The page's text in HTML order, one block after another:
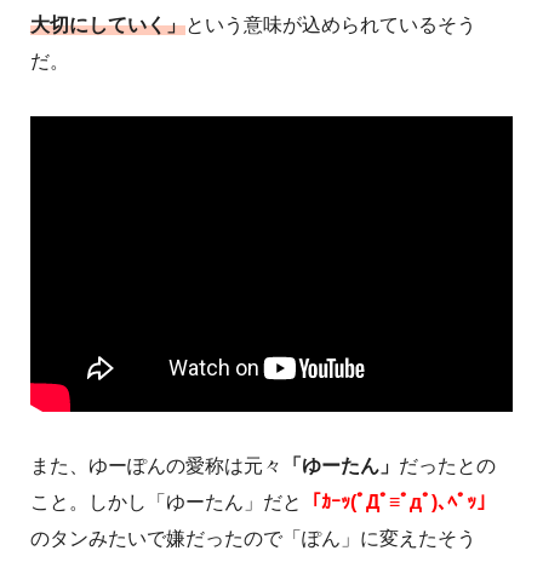
大切にしていく」という意味が込められているそう
だ。
また、ゆーぽんの愛称は元々 「ゆーたん」 だったとの
こと。しかし「ゆーたん」だと
「ｶｰｯ(ﾟДﾟ≡ﾟдﾟ)､ﾍﾟｯ」
のタンみたいで嫌だったので「ぽん」に変えたそう